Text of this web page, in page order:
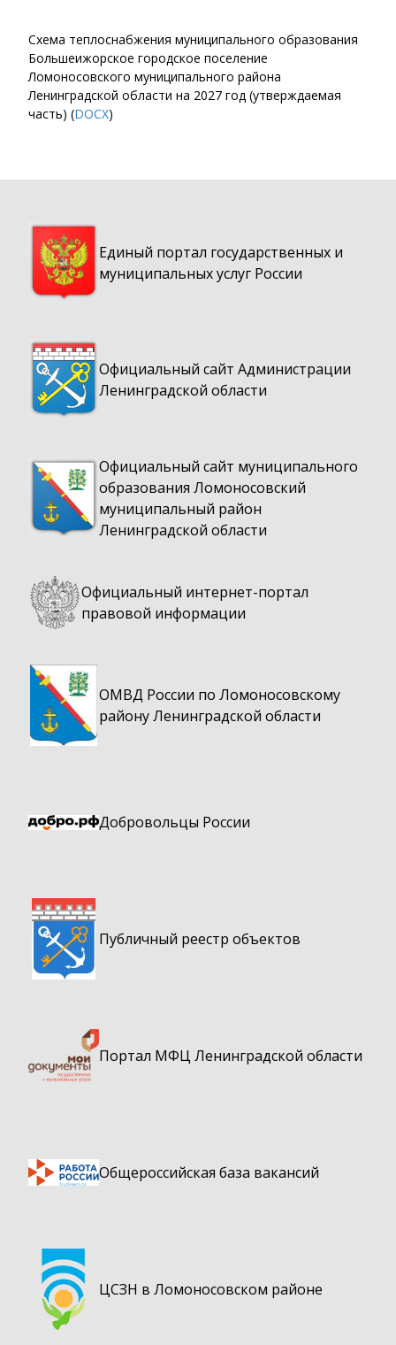
Схема теплоснабжения муниципального образования
Большеижорское городское поселение
Ломоносовского муниципального района
Ленинградской области на 2027 год (утверждаемая
часть) (DOCX)
Единый портал государственных и
муниципальных услуг России
Официальный сайт Администрации
Ленинградской области
Официальный сайт муниципального
образования Ломоносовский
муниципальный район
Ленинградской области
Официальный интернет-портал
правовой информации
ОМВД России по Ломоносовскому
району Ленинградской области
Добровольцы России
Публичный реестр объектов
Портал МФЦ Ленинградской области
Общероссийская база вакансий
ЦСЗН в Ломоносовском районе